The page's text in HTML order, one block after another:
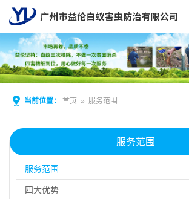
当前位置： 首页 » 服务范围
服务范围
服务范围
四大优势